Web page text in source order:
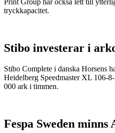
Print Group har också lett till
tryckkapacitet.
Stibo investerar i
Stibo Complete i danska Horsens
Heidelberg Speedmaster XL 106-
000 ark i timmen.
Fespa Sweden minns